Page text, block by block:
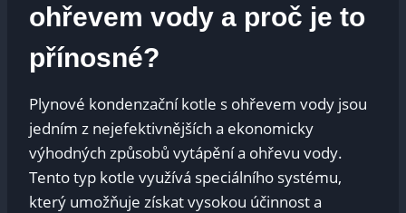
ohřevem vody a proč je to
přínosné?
Plynové kondenzační kotle s ohřevem vody jsou
jedním z nejefektivnějších a ekonomicky
výhodných způsobů vytápění a ohřevu vody.
Tento typ kotle využívá speciálního systému,
který umožňuje získat vysokou účinnost a